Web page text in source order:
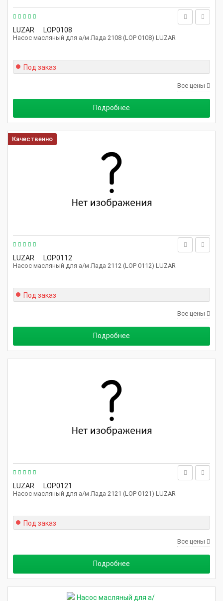
LUZAR LOP0108
Насос масляный для а/м Лада 2108 (LOP 0108) LUZAR
Под заказ
Все цены
Подробнее
LUZAR LOP0112
Насос масляный для а/м Лада 2112 (LOP 0112) LUZAR
Качественно
Под заказ
Все цены
Подробнее
LUZAR LOP0121
Насос масляный для а/м Лада 2121 (LOP 0121) LUZAR
Под заказ
Все цены
Подробнее